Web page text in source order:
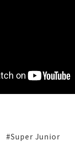
#Super Junior